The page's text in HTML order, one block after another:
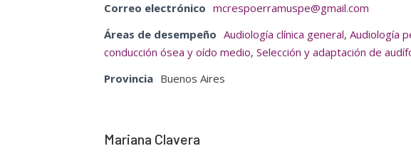
Correo electrónico mcrespoerramuspe@gmail.com
Áreas de desempeño Audiología clínica general,Audiología
conducción ósea y oído medio,Selección y adaptación de
Provincia Buenos Aires
Mariana Clavera